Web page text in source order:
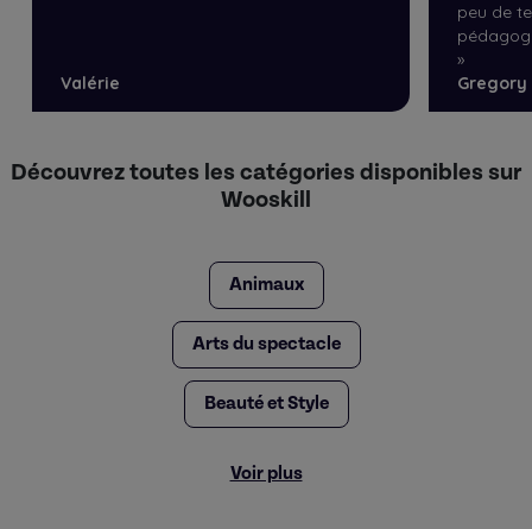
Valérie
peu de
»
Gregory
Découvrez toutes les catégories disponibles sur
Wooskill
Animaux
Arts du spectacle
Beauté et Style
Voir plus